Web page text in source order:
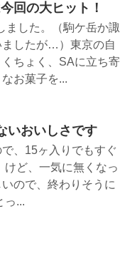
回の大ヒット！
ました。（駒ケ岳か諏
したが…）東京の自
ちょく、SAに立ち寄
お菓子を...
いおいしさです
、15ヶ入りでもすぐ
けど、一気に無くなっ
ので、終わりそうに
っ...